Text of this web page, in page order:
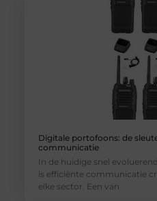
Digitale portofoons: de
communicatie
In de huidige snel
is efficiënte communicatie
elke sector. Een van